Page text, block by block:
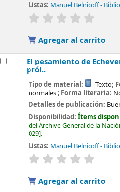
Listas: Manuel Belnicoff -
valoración
Agregar al carrito
El pesamiento de
pról..
Tipo de material: Texto;
normales; Forma literaria:
Detalles de publicación:
Disponibilidad:Ítems
del Archivo General de la
029 .
Listas: Manuel Belnicoff -
valoración
Agregar al carrito